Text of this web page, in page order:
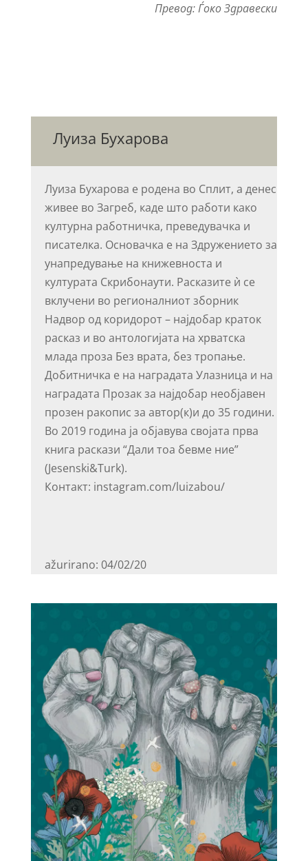
Превод: Ѓоко Здравески
Луиза Бухарова
Луиза Бухарова е родена во Сплит, а денес
живее во Загреб, каде што работи како
културна работничка, преведувачка и
писателка. Основачка е на Здружението за
унапредување на книжевноста и
културата Скрибонаути. Расказите ѝ се
вклучени во регионалниот зборник
Надвор од коридорот – најдобар краток
расказ и во антологијата на хрватска
млада проза Без врата, без тропање.
Добитничка е на наградата Улазница и на
наградата Прозак за најдобар необјавен
прозен ракопис за автор(к)и до 35 години.
Во 2019 година ја објавува својата прва
книга раскази “Дали тоа бевме ние”
(Jesenski&Turk).
Контакт: instagram.com/luizabou/
ažurirano: 04/02/20